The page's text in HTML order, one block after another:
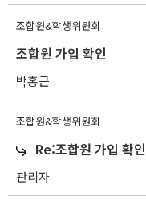
조합원&학생위원회
조합원 가입 확인
박홍근
조합원&학생위원회
Re:조합원 가입 확인
관리자